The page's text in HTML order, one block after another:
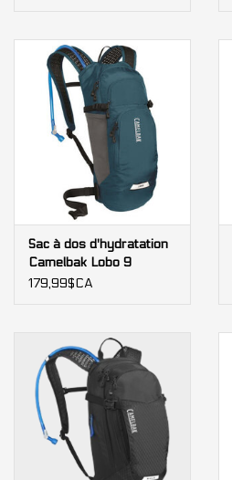
Sac à dos d'hydratation
Camelbak Lobo 9
179,99$CA